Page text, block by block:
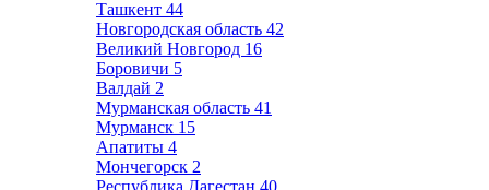
Ташкент 44
Новгородская область 42
Великий Новгород 16
Боровичи 5
Валдай 2
Мурманская область 41
Мурманск 15
Апатиты 4
Мончегорск 2
Республика Дагестан 40